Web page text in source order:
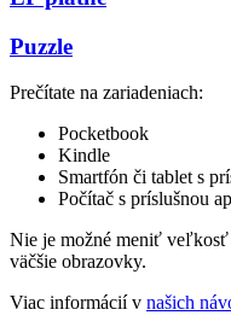
Puzzle
Prečítate na zariadeniach:
Pocketbook
Kindle
Smartfón či tablet s
Počítač s príslušnou
Nie je možné meniť veľkosť
väčšie obrazovky.
Viac informácií v našich